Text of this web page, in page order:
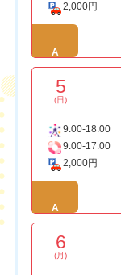
2,000円
A
5
(日)
9:00-18:00
9:00-17:00
2,000円
A
6
(月)